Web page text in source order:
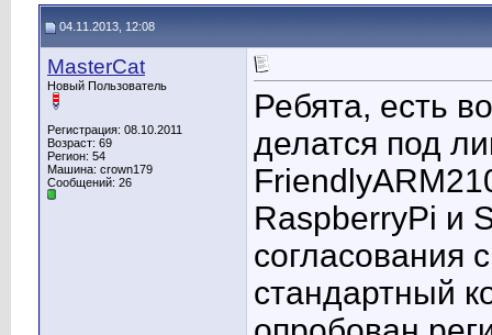
04.11.2013, 12:08
MasterCat
Новый Пользователь
Регистрация: 08.10.2011
Возраст: 69
Регион: 54
Машина: crown179
Сообщений: 26
Ребята, есть
делатся под
RaspberryPi и
согласования
стандартный